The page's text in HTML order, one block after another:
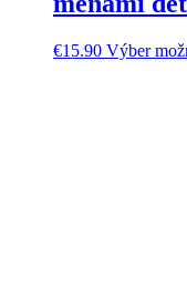
€15.90 Výber